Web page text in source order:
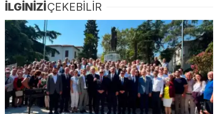
İLGİNİZİÇEKEBİLİR